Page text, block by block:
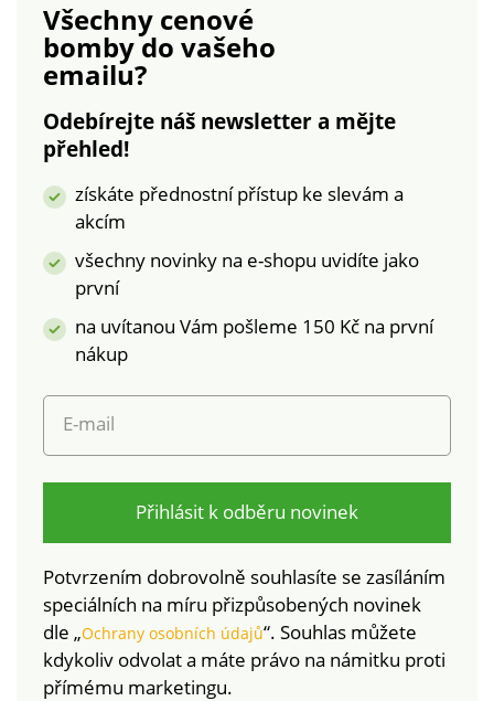
Všechny cenové
bombydo vašeho
emailu?
Odebírejte náš newsletter a mějte
přehled!
získáte přednostní přístup ke slevám a
akcím
všechny novinky na e-shopu uvidíte jako
první
na uvítanou Vám pošleme 150 Kč na první
nákup
E-mail
Přihlásit k odběru novinek
Potvrzením dobrovolně souhlasíte se zasíláním
speciálních na míru přizpůsobených novinek
dle „Ochrany osobních údajů“. Souhlas můžete
kdykoliv odvolat a máte právo na námitku proti
přímému marketingu.